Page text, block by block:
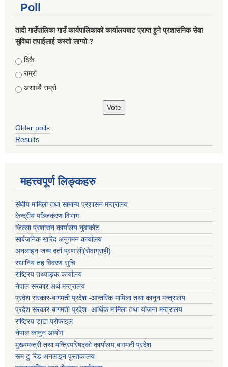
Poll
तादी गाउँपालिका गाउँ कार्यपालिकाको कार्यालयबाट प्राप्त हुने प्रशासनिक सेवा
सुविधा तपाईलाई कस्तो लाग्यो ?
Choices
ठिकै
राम्रो
असाध्यै राम्रो
Older polls
Results
महत्त्वपूर्ण लिङ्कहरु
संघीय मामिला तथा सामान्य प्रशासन मन्त्रालय
केन्द्रीय पञ्जिकरण विभाग
जिल्ला प्रशासन कार्यालय नुवाकोट
सार्बजनिक खरिद अनुगमन कार्यालय
अनलाइन जन्म दर्ता प्रणाली(सेवाग्राही)
स्थानिय तह विवरण सुचि
राष्ट्रिय तथ्याङ्क कार्यालय
नेपाल सरकार अर्थ मन्त्रालय
प्रदेश सरकार-बागमती प्रदेश -आन्तरिक मामिला तथा कानून मन्त्रालय
प्रदेश सरकार-बागमती प्रदेश -आर्थिक मामिला तथा योजना मन्त्रालय
राष्ट्रिय डाटा प्रोफाइल
नेपाल कानुन आयोग
मुख्यमन्त्री तथा मन्त्रिपरिषद्को कार्यालय,बागमती प्रदेश
रूम टु रिड अनलाइन पुस्तकालय